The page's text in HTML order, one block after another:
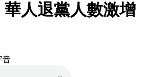
人退黨人數激增
音